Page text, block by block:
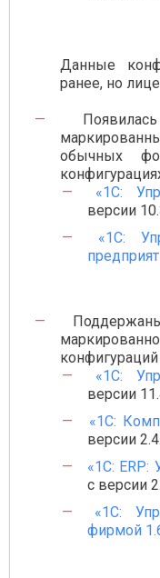
Данные
ранее, но
обычных
«1С:
версии
«1С:
«1С:
версии
«1С:
версии
«1С: ERP:
с версии
«1С:
фирмой